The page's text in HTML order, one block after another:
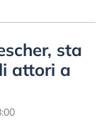
sta
attori a